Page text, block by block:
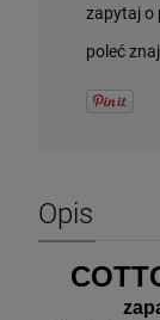
zapytaj o
poleć
Opis